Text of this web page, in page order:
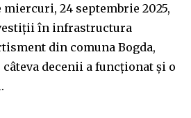
miercuri, 24 septembrie 2025,
în infrastructura
din comuna Bogda,
decenii a funcționat și o